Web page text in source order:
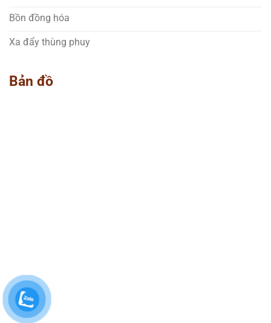
Bồn đồng hóa
Xa đẩy thùng phuy
Bản đồ